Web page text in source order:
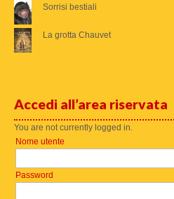
Sorrisi bestiali
La grotta Chauvet
Accedi all’area riservata
You are not currently logged in.
Nome utente
Password